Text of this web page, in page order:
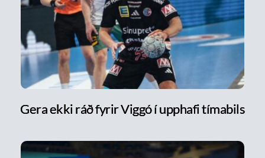
Gera ekki ráð fyrir Viggó í upphafi tímabils